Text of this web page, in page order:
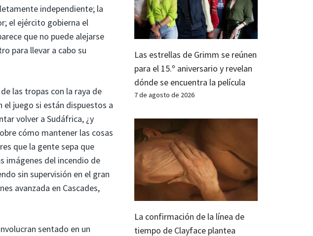
independiente; la
el ejército gobierna el
que no puede alejarse
para llevar a cabo su
las tropas con la raya de
el juego si están dispuestos a
volver a Sudáfrica, ¿y
cómo mantener las cosas
que la gente sepa que
imágenes del incendio de
sin supervisión en el gran
avanzada en Cascades,
sentado en un
Las estrellas de Grimm se reúnen
para el 15.º aniversario y revelan
dónde se encuentra la película
7 de agosto de 2026
La confirmación de la línea de
tiempo de Clayface plantea